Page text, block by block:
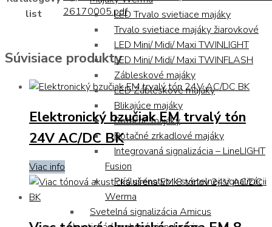
LED Trvalo svietiace majáky
Trvalo svietiace majáky žiarovkové
LED Mini/ Midi/ Maxi TWINLIGHT
LED Mini/ Midi/ Maxi TWINFLASH
Zábleskové majáky
LED Zábleskové majáky
Blikajúce majáky
Rotačné majáky
Rotačné zrkadlové majáky
Integrovaná signalizácia – LineLIGHT
Fusion
Príslušenstvo k svetelnej signalizácii
Werma
Svetelná signalizácia Amicus
list
26170005.pdf
Súvisiace produkty
Elektronický bzučiak EM trvalý tón
24V AC/DC BK
Viac info